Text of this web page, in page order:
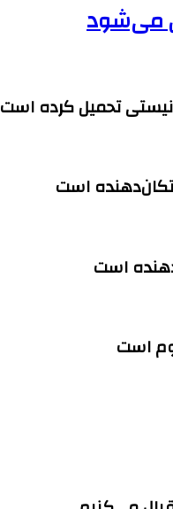
تحمیل کرده است
است
است
است